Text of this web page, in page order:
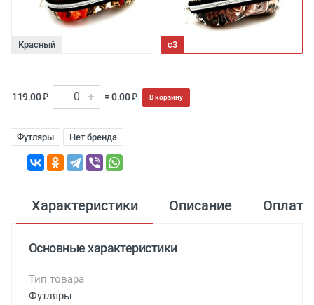
Красный с3
119.00 ₽ = 0.00 ₽ В корзину
Футляры Нет бренда
Характеристики Описание Оплата
Основные характеристики
Тип товара
Футляры